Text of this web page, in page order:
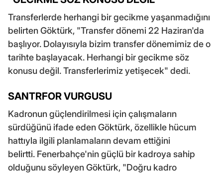
Transferlerde herhangi bir gecikme yaşanmadığını
belirten Göktürk, "Transfer dönemi 22 Haziran'da
başlıyor. Dolayısıyla bizim transfer dönemimiz de o
tarihte başlayacak. Herhangi bir gecikme söz
konusu değil. Transferlerimiz yetişecek" dedi.
SANTRFOR VURGUSU
Kadronun güçlendirilmesi için çalışmaların
sürdüğünü ifade eden Göktürk, özellikle hücum
hattıyla ilgili planlamaların devam ettiğini
belirtti. Fenerbahçe'nin güçlü bir kadroya sahip
olduğunu söyleyen Göktürk, "Doğru kadro